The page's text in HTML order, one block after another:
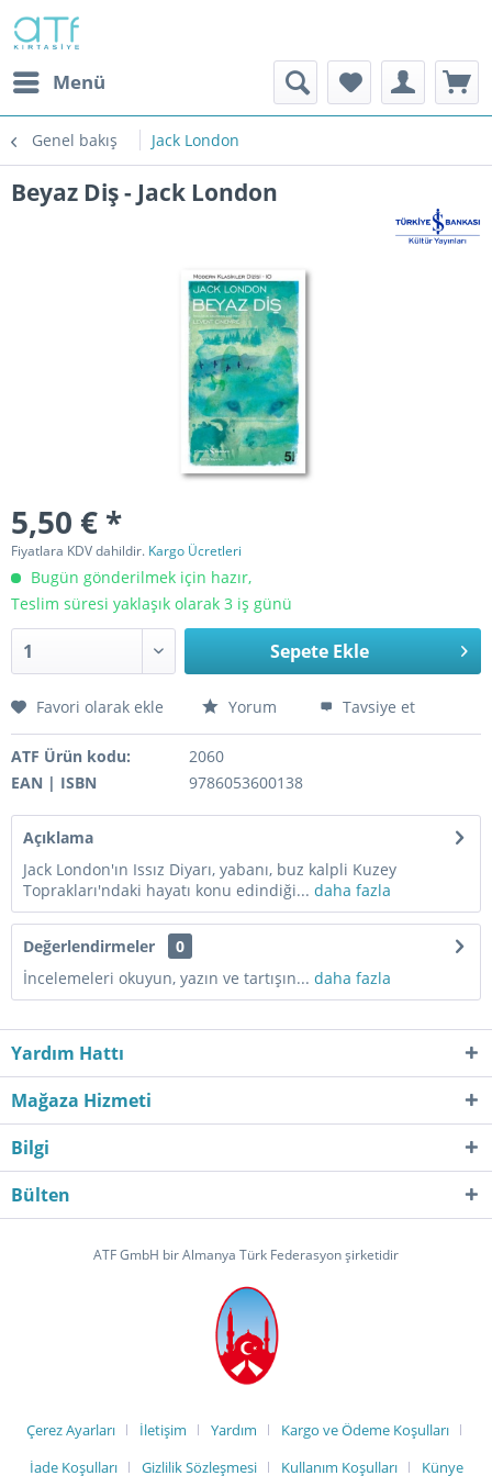
Menü
Genel bakış Jack London
Beyaz Diş - Jack London
5,50 € *
Fiyatlara KDV dahildir. Kargo Ücretleri
Bugün gönderilmek için hazır,
Teslim süresi yaklaşık olarak 3 iş günü
Sepete Ekle
Favori olarak ekle Yorum Tavsiye et
ATF Ürün kodu:
2060
EAN | ISBN
9786053600138
Açıklama
Jack London'ın Issız Diyarı, yabanı, buz kalpli Kuzey
Toprakları'ndaki hayatı konu edindiği... daha fazla
Değerlendirmeler
0
İncelemeleri okuyun, yazın ve tartışın... daha fazla
Yardım Hattı
Mağaza Hizmeti
Bilgi
Bülten
ATF GmbH bir Almanya Türk Federasyon şirketidir
Çerez Ayarları İletişim Yardım
Kargo ve Ödeme Koşulları
İade Koşulları
Gizlilik Sözleşmesi Kullanım Koşulları Künye